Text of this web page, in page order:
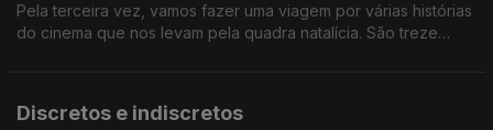
Pela terceira vez, vamos fazer uma viagem por várias histórias
do cinema que nos levam pela quadra natalícia. São treze
Discretos e indiscretos